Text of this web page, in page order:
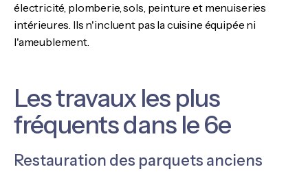
électricité, plomberie, sols, peinture et menuiseries
intérieures. Ils n'incluent pas la cuisine équipée ni
l'ameublement.
Les travaux les plus
fréquents dans le 6e
Restauration des parquets anciens